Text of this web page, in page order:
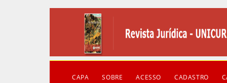
CAPA SOBRE ACESSO CADASTRO